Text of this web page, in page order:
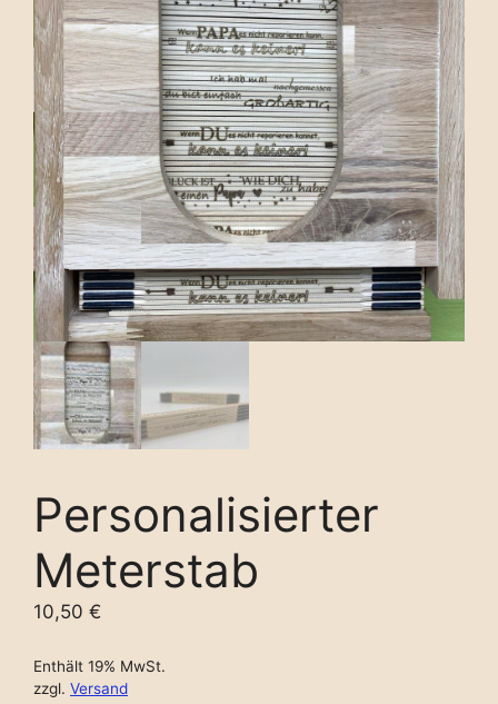
Personalisierter
Meterstab
10,50 €
Enthält 19% MwSt.
zzgl. Versand